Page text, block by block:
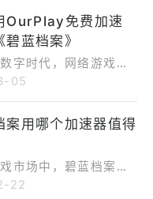
OurPlay免费加速
蓝档案》
字时代，网络游戏已
活中不可或缺的一部
。然而，尽管这款游
，但一些玩家可能会
更新游戏时的困难，
络连接较差的情况
05
案用哪个加速器值得
市场中，碧蓝档案无
受欢迎的手机游戏之
22